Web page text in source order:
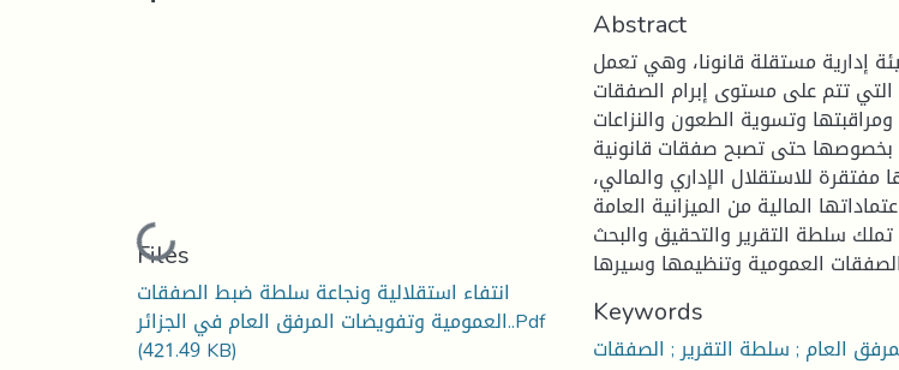
Loading...
Files
انتفاء استقلالية ونجاعة سلطة ضبط الصفقات
العمومية وتفويضات المرفق العام في الجزائر..Pdf
(421.49 KB)
Abstract
إدارية مستقلة قانونا، وهي تعمل
تتم على مستوى إبرام الصفقات
وتسوية الطعون والنزاعات
بخصوصها حتى تصبح صفقات قانونية
مفتقرة للاستقلال الإداري والمالي،
المالية من الميزانية العامة
سلطة التقرير والتحقيق والبحث
Keywords
العام ; سلطة التقرير ; الصفقات